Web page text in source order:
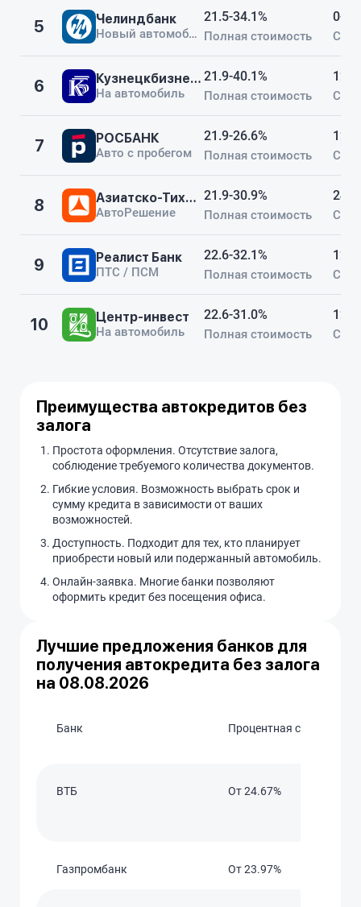
5 Челиндбанк
Новый автомобиль
21.5-34.1%
Полная стоимость
0-
Срок
6 Кузнецкбизнесбанк
На автомобиль
21.9-40.1%
Полная стоимость
12-
Срок
7 РОСБАНК
Авто с пробегом
21.9-26.6%
Полная стоимость
12-
Срок
8 Азиатско-Тихоокеанский Банк
АвтоРешение
21.9-30.9%
Полная стоимость
24-
Срок
9 Реалист Банк
ПТС / ПСМ
22.6-32.1%
Полная стоимость
12-
Срок
10 Центр-инвест
На автомобиль
22.6-31.0%
Полная стоимость
12-
Срок
Преимущества автокредитов без
залога
Простота оформления. Отсутствие залога,
соблюдение требуемого количества документов.
Гибкие условия. Возможность выбрать срок и
сумму кредита в зависимости от ваших
возможностей.
Доступность. Подходит для тех, кто планирует
приобрести новый или подержанный автомобиль.
Онлайн-заявка. Многие банки позволяют
оформить кредит без посещения офиса.
Лучшие предложения банков для
получения автокредита без залога
на 08.08.2026
Банк Процентная ставка
ВТБ От 24.67%
Газпромбанк От 23.97%